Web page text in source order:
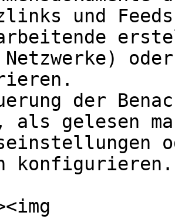
und
der
als gelesen
konfigurieren.